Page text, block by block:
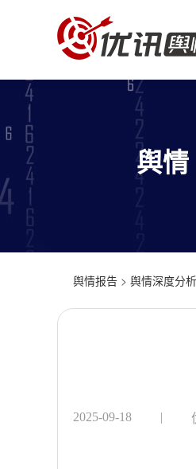
舆情
舆情报告 > 舆情深度分析
2025-09-18 |